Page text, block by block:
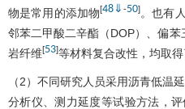
物是常用的添加物[48 ⇓-50] 。也有
邻苯二甲酸二辛酯（DOP）、偏苯
岩纤维[53]等材料复合改性，均取得
（2）不同研究人员采用沥青低温
分析仪、测力延度等试验方法，